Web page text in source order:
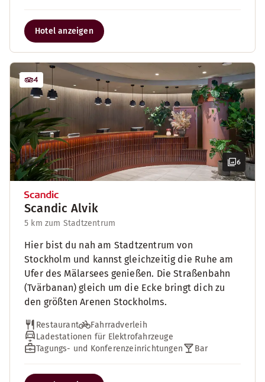
Hotel anzeigen
6
4
Scandic Alvik
5 km zum Stadtzentrum
Hier bist du nah am Stadtzentrum von
Stockholm und kannst gleichzeitig die Ruhe am
Ufer des Mälarsees genießen. Die Straßenbahn
(Tvärbanan) gleich um die Ecke bringt dich zu
den größten Arenen Stockholms.
Restaurant
Fahrradverleih
Ladestationen für Elektrofahrzeuge
Tagungs- und Konferenzeinrichtungen
Bar